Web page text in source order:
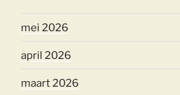
mei 2026
april 2026
maart 2026